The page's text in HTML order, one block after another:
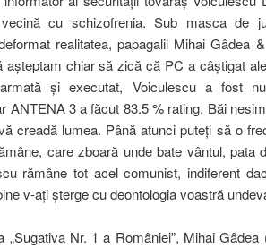
vecină cu schizofrenia. Sub masca de
realitatea, papagalii Mihai Gâdea
aşteptam chiar să zică că PC a câştigat
şi executat, Voiculescu a fost
ANTENA 3 a făcut 83.5 % rating. Băi
creadă lumea. Până atunci puteţi să o
care zboară unde bate vântul, pata
rămâne tot acel comunist, indiferent
v-aţi şterge cu deontologia voastră
„Sugativa Nr. 1 a României”, Mihai